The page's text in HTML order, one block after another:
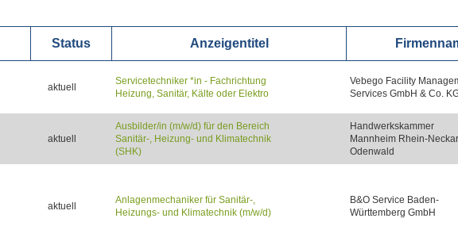
Status Anzeigentitel
aktuell
Servicetechniker *in - Fachrichtung
Heizung, Sanitär, Kälte oder Elektro
Vebego Facility
Services GmbH & Co.
aktuell
Ausbilder/in (m/w/d) für den Bereich
Sanitär-, Heizung- und Klimatechnik
(SHK)
Handwerkskammer
Mannheim Rhein-
Odenwald
aktuell
Anlagenmechaniker für Sanitär-,
Heizungs- und Klimatechnik (m/w/d)
B&O Service Baden-
Württemberg GmbH